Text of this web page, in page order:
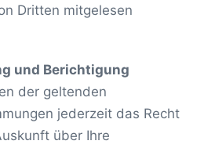
Dritten mitgelesen
und Berichtigung
der geltenden
jederzeit das Recht
über Ihre